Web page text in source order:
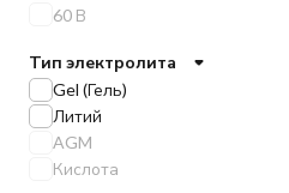
60 В
Тип электролита
Gel (Гель)
Литий
AGM
Кислота